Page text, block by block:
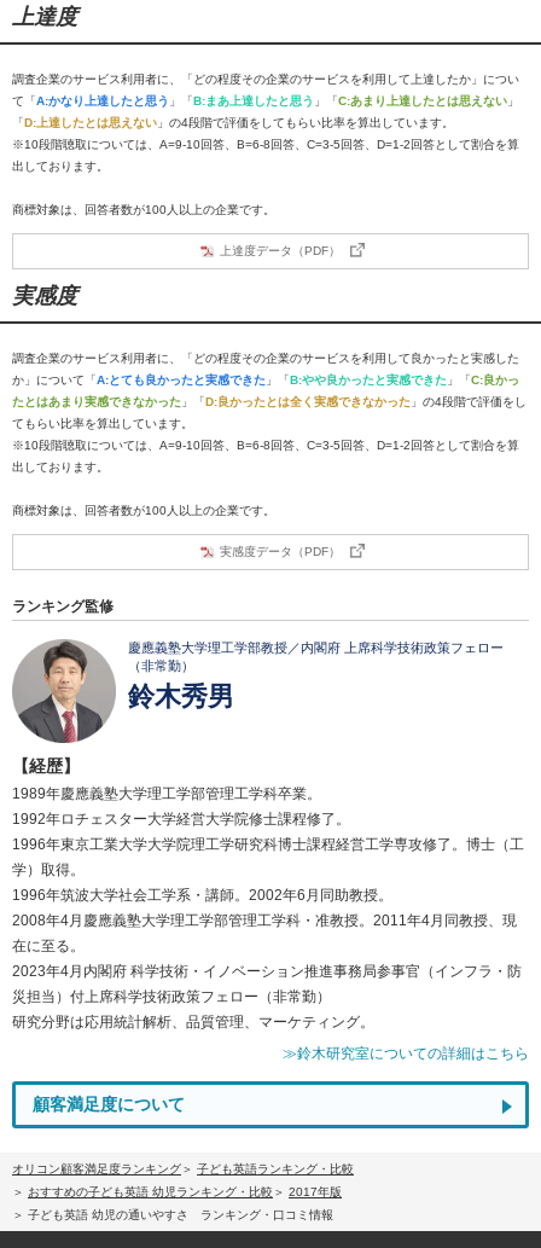
上達度
調査企業のサービス利用者に、「どの程度その企業のサービスを利用して上達したか」につい
て「A:かなり上達したと思う 」「B:まあ上達したと思う 」「C:あまり上達したとは思えない 」
「D:上達したとは思えない 」の4段階で評価をしてもらい比率を算出しています。
※10段階聴取については、A=9-10回答、B=6-8回答、C=3-5回答、D=1-2回答として割合を算
出しております。
商標対象は、回答者数が100人以上の企業です。
上達度データ（PDF）
実感度
調査企業のサービス利用者に、「どの程度その企業のサービスを利用して良かったと実感した
か」について「A:とても良かったと実感できた 」「B:やや良かったと実感できた 」「C:良かっ
たとはあまり実感できなかった 」「D:良かったとは全く実感できなかった 」の4段階で評価をし
てもらい比率を算出しています。
※10段階聴取については、A=9-10回答、B=6-8回答、C=3-5回答、D=1-2回答として割合を算
出しております。
商標対象は、回答者数が100人以上の企業です。
実感度データ（PDF）
ランキング監修
慶應義塾大学理工学部教授／内閣府 上席科学技術政策フェロー
（非常勤）
鈴木秀男
【経歴】
1989年慶應義塾大学理工学部管理工学科卒業。
1992年ロチェスター大学経営大学院修士課程修了。
1996年東京工業大学大学院理工学研究科博士課程経営工学専攻修了。博士（工
学）取得。
1996年筑波大学社会工学系・講師。2002年6月同助教授。
2008年4月慶應義塾大学理工学部管理工学科・准教授。2011年4月同教授、現
在に至る。
2023年4月内閣府 科学技術・イノベーション推進事務局参事官（インフラ・防
災担当）付上席科学技術政策フェロー（非常勤）
研究分野は応用統計解析、品質管理、マーケティング。
≫鈴木研究室についての詳細はこちら
顧客満足度について
オリコン顧客満足度ランキング
子ども英語ランキング・比較
おすすめの子ども英語 幼児ランキング・比較
2017年版
子ども英語 幼児の通いやすさ ランキング・口コミ情報